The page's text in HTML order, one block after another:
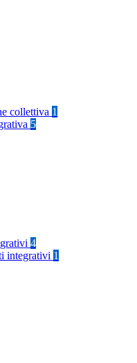
collettiva 1
5
4
integrativi 1